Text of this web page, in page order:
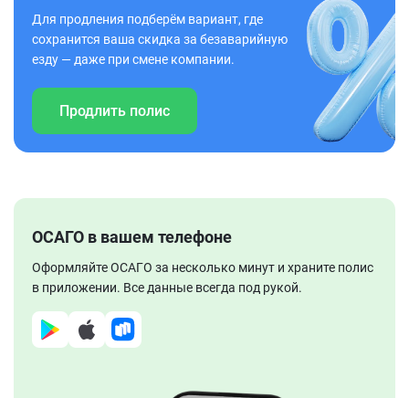
Для продления подберём вариант, где
сохранится ваша скидка за безаварийную
езду — даже при смене компании.
Продлить полис
ОСАГО в вашем телефоне
Оформляйте ОСАГО за несколько минут и храните полис
в приложении. Все данные всегда под рукой.